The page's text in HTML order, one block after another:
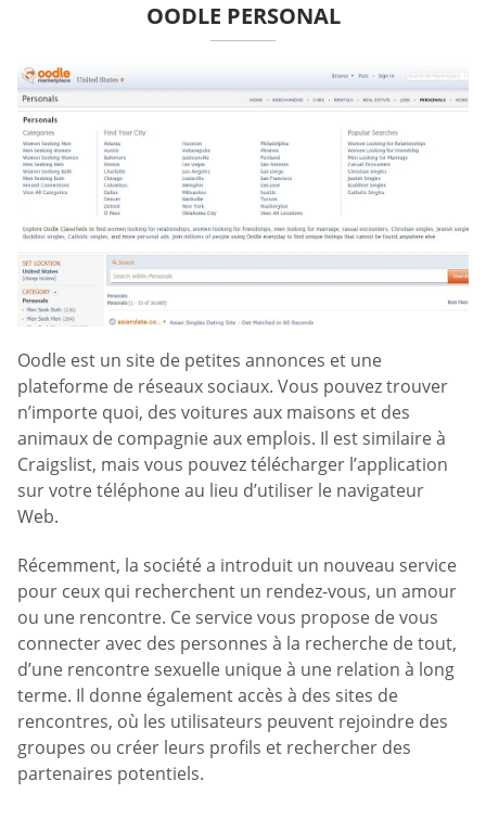
OODLE PERSONAL
Oodle est un site de petites annonces et une
plateforme de réseaux sociaux. Vous pouvez trouver
n’importe quoi, des voitures aux maisons et des
animaux de compagnie aux emplois. Il est similaire à
Craigslist, mais vous pouvez télécharger l’application
sur votre téléphone au lieu d’utiliser le navigateur
Web.
Récemment, la société a introduit un nouveau service
pour ceux qui recherchent un rendez-vous, un amour
ou une rencontre. Ce service vous propose de vous
connecter avec des personnes à la recherche de tout,
d’une rencontre sexuelle unique à une relation à long
terme. Il donne également accès à des sites de
rencontres, où les utilisateurs peuvent rejoindre des
groupes ou créer leurs profils et rechercher des
partenaires potentiels.